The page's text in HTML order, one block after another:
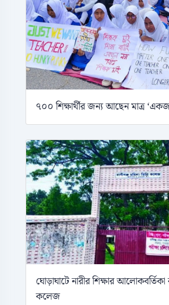
৭০০ শিক্ষার্থীর জন্য আছেন মাত্র
ঘোড়াঘাটে নারীর শিক্ষার আলোকবর্তিকা
কলেজ